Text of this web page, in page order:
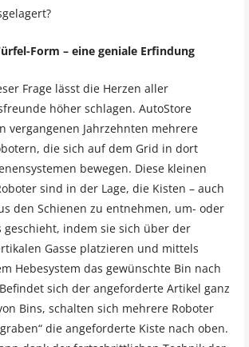
Form – eine geniale Erfindung
Frage lässt die Herzen aller
höher schlagen. AutoStore
vergangenen Jahrzehnten mehrere
die sich auf dem Grid in dort
bewegen. Diese kleinen
sind in der Lage, die Kisten – auch
den Schienen zu entnehmen, um- oder
geschieht, indem sie sich über der
Gasse platzieren und mittels
Hebesystem das gewünschte Bin nach
sich der angeforderte Artikel ganz
Bins, schalten sich mehrere Roboter
die angeforderte Kiste nach oben.